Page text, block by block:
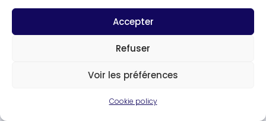
Accepter
Refuser
Voir les préférences
Cookie policy